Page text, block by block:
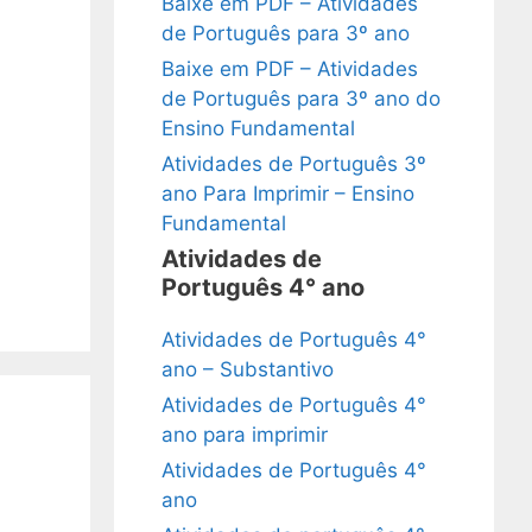
de Português para 3º ano
Baixe em PDF – Atividades
de Português para 3º ano do
Ensino Fundamental
Atividades de Português 3º
ano Para Imprimir – Ensino
Fundamental
Atividades de
Português 4° ano
Atividades de Português 4°
ano – Substantivo
Atividades de Português 4°
ano para imprimir
Atividades de Português 4°
ano